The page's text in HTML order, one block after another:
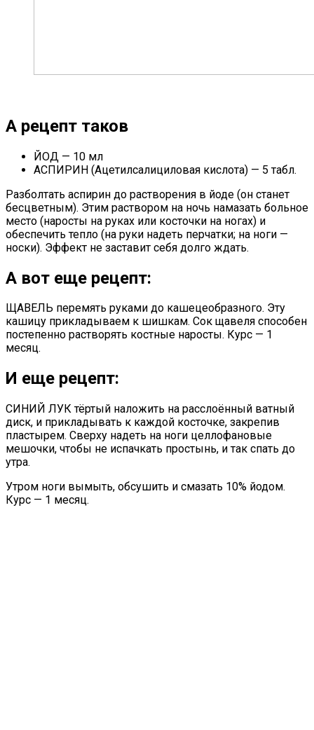
А рецепт таков
ЙОД — 10 мл
АСПИРИН (Ацетилсалициловая кислота) — 5 табл.
Разболтать аспирин до растворения в йоде (он станет
бесцветным). Этим раствором на ночь намазать больное
место (наросты на руках или косточки на ногах) и
обеспечить тепло (на руки надеть перчатки; на ноги —
носки). Эффект не заставит себя долго ждать.
А вот еще рецепт:
ЩАВЕЛЬ перемять руками до кашецеобразного. Эту
кашицу прикладываем к шишкам. Сок щавеля способен
постепенно растворять костные наросты. Курс — 1
месяц.
И еще рецепт:
СИНИЙ ЛУК тёртый наложить на расслоённый ватный
диск, и прикладывать к каждой косточке, закрепив
пластырем. Сверху надеть на ноги целлофановые
мешочки, чтобы не испачкать простынь, и так спать до
утра.
Утром ноги вымыть, обсушить и смазать 10% йодом.
Курс — 1 месяц.